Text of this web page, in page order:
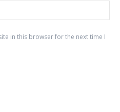
in this browser for the next time I